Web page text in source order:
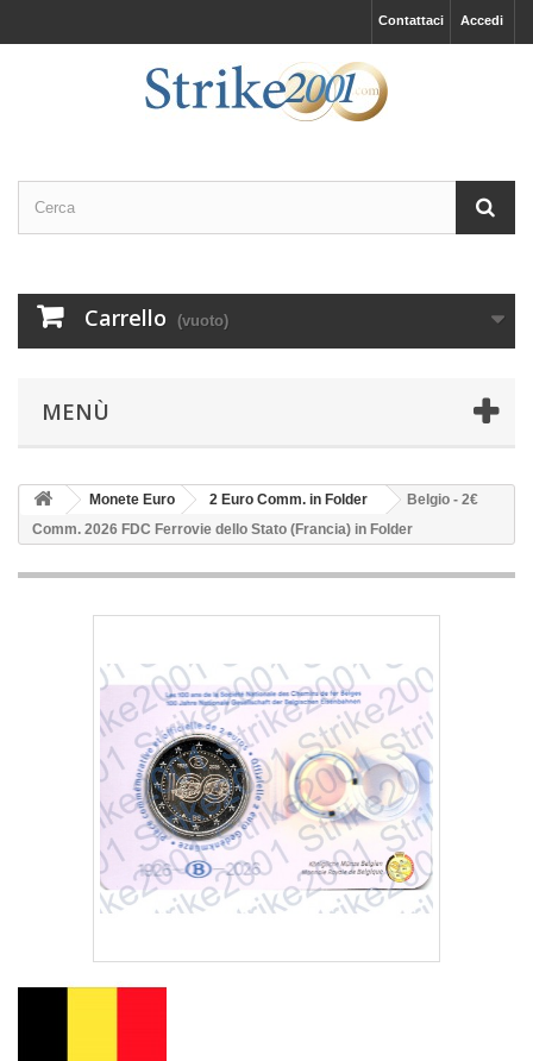
Accedi
Contattaci
Carrello (vuoto)
MENÙ
Monete Euro 2 Euro Comm. in Folder
Belgio - 2€
Comm. 2026 FDC Ferrovie dello Stato (Francia) in Folder